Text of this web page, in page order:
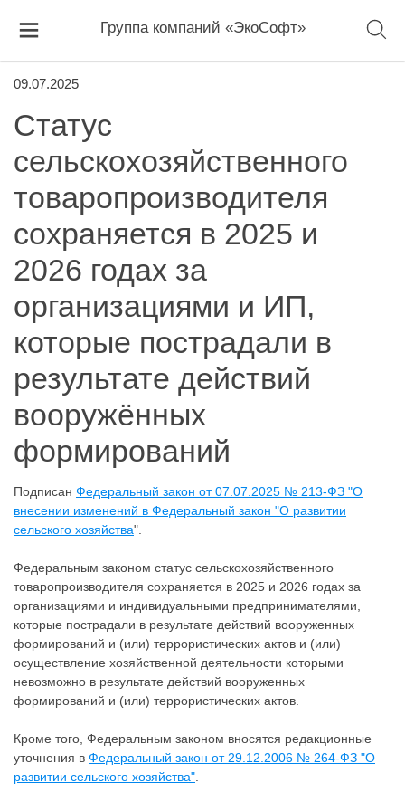
Группа компаний «ЭкоСофт»
09.07.2025
Статус
сельскохозяйственного
товаропроизводителя
сохраняется в 2025 и
2026 годах за
организациями и ИП,
которые пострадали в
результате действий
вооружённых
формирований
Подписан Федеральный закон от 07.07.2025 № 213-ФЗ "О
внесении изменений в Федеральный закон "О развитии
сельского хозяйства".
Федеральным законом статус сельскохозяйственного
товаропроизводителя сохраняется в 2025 и 2026 годах за
организациями и индивидуальными предпринимателями,
которые пострадали в результате действий вооруженных
формирований и (или) террористических актов и (или)
осуществление хозяйственной деятельности которыми
невозможно в результате действий вооруженных
формирований и (или) террористических актов.
Кроме того, Федеральным законом вносятся редакционные
уточнения в Федеральный закон от 29.12.2006 № 264-ФЗ "О
развитии сельского хозяйства"